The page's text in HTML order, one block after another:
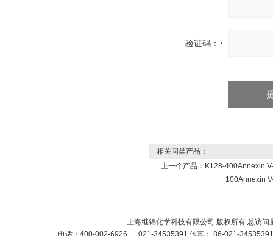
验证码：
相关同类产品：
上一个产品： K128-400Annexin
100Annexin
上海继锦化学科技有限公司 版权所有 总访问
电话：400-002-6926 、 021-34535391 传真： 86-021-